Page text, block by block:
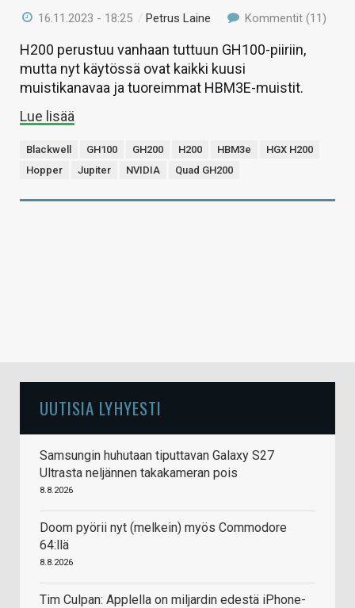
16.11.2023 - 18:25 /Petrus Laine Kommentit (11)
H200 perustuu vanhaan tuttuun GH100-piiriin,
mutta nyt käytössä ovat kaikki kuusi
muistikanavaa ja tuoreimmat HBM3E-muistit.
Lue lisää
Blackwell GH100 GH200 H200 HBM3e
HGX H200
Hopper
Jupiter NVIDIA Quad GH200
UUTISIA LYHYESTI
Samsungin huhutaan tiputtavan Galaxy S27
Ultrasta neljännen takakameran pois
8.8.2026
Doom pyörii nyt (melkein) myös Commodore
64:llä
8.8.2026
Tim Culpan: Applella on miljardin edestä iPhone-